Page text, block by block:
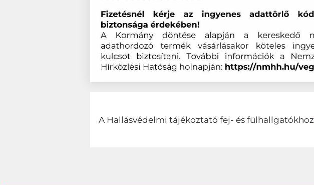
A Hallásvédelmi tájékoztató fej- és fülhallgatókhoz